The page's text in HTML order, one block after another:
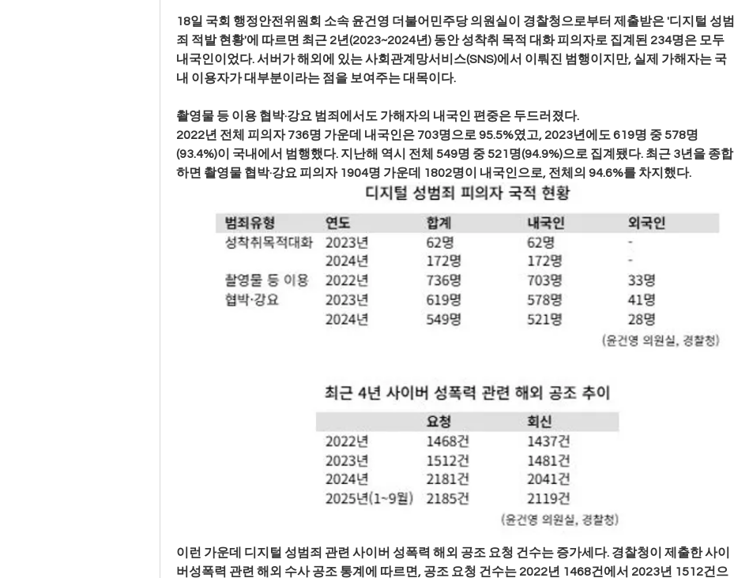
18일 국회 행정안전위원회 소속 윤건영 더불어민주당 의원실이 경찰청으로부터 제출받은 '디지털 성범
죄 적발 현황'에 따르면 최근 2년(2023~2024년) 동안 성착취 목적 대화 피의자로 집계된 234명은 모두
내국인이었다. 서버가 해외에 있는 사회관계망서비스(SNS)에서 이뤄진 범행이지만, 실제 가해자는 국
내 이용자가 대부분이라는 점을 보여주는 대목이다.
촬영물 등 이용 협박·강요 범죄에서도 가해자의 내국인 편중은 두드러졌다.
2022년 전체 피의자 736명 가운데 내국인은 703명으로 95.5%였고, 2023년에도 619명 중 578명
(93.4%)이 국내에서 범행했다. 지난해 역시 전체 549명 중 521명(94.9%)으로 집계됐다. 최근 3년을 종합
하면 촬영물 협박·강요 피의자 1904명 가운데 1802명이 내국인으로, 전체의 94.6%를 차지했다.
이런 가운데 디지털 성범죄 관련 사이버 성폭력 해외 공조 요청 건수는 증가세다. 경찰청이 제출한 사이
버성폭력 관련 해외 수사 공조 통계에 따르면, 공조 요청 건수는 2022년 1468건에서 2023년 1512건으